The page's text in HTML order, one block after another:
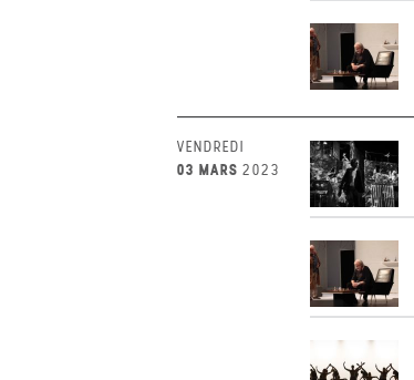
VENDREDI
03 MARS 2023